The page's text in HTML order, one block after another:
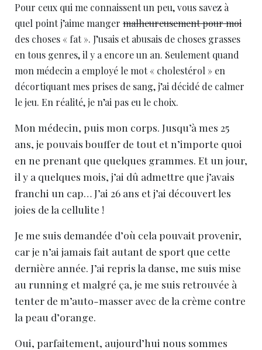
Pour ceux qui me connaissent un peu, vous savez à
quel point j’aime manger malheureusement pour moi
des choses « fat ». J’usais et abusais de choses grasses
en tous genres, il y a encore un an. Seulement quand
mon médecin a employé le mot « cholestérol » en
décortiquant mes prises de sang, j’ai décidé de calmer
le jeu. En réalité, je n’ai pas eu le choix.
Mon médecin, puis mon corps. Jusqu’à mes 25
ans, je pouvais bouffer de tout et n’importe quoi
en ne prenant que quelques grammes. Et un jour,
il y a quelques mois, j’ai dû admettre que j’avais
franchi un cap… J’ai 26 ans et j’ai découvert les
joies de la cellulite !
Je me suis demandée d’où cela pouvait provenir,
car je n’ai jamais fait autant de sport que cette
dernière année. J’ai repris la danse, me suis mise
au running et malgré ça, je me suis retrouvée à
tenter de m’auto-masser avec de la crème contre
la peau d’orange.
Oui, parfaitement, aujourd’hui nous sommes